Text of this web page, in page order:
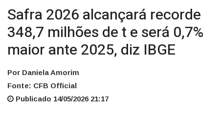
Safra 2026 alcançará recorde
348,7 milhões de t e será 0,7%
maior ante 2025, diz IBGE
Por Daniela Amorim
Fonte: CFB Official
Publicado 14/05/2026 21:17